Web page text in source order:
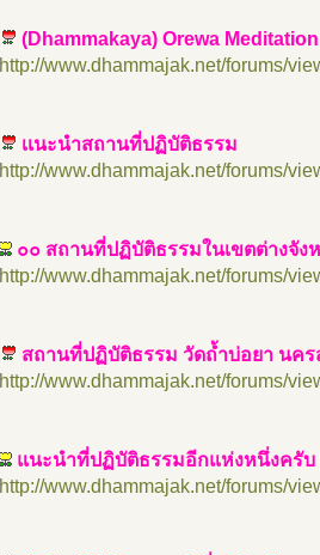
(Dhammakaya) Orewa
http://www.dhammajak.net/forums/
เเนะนำสถานที่ปฏิบัติธรรม
http://www.dhammajak.net/forums/
๐๐ สถานที่ปฏิบัติธรรมในเขตต่างจัง
http://www.dhammajak.net/forums/
สถานที่ปฏิบัติธรรม วัดถ้ำบ่อยา นคร
http://www.dhammajak.net/forums/
แนะนำที่ปฏิบัติธรรมอีกแห่งหนึ่งครับ
http://www.dhammajak.net/forums/